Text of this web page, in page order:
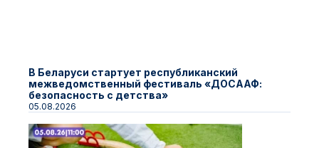
В Беларуси стартует республиканский
межведомственный фестиваль «ДОСААФ:
безопасность с детства»
05.08.2026